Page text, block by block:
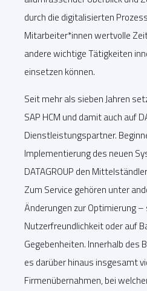
durch die digitalisierten
Mitarbeiter*innen wertvolle
andere wichtige Tätigkeiten
einsetzen können.
Seit mehr als sieben Jahren
SAP HCM und damit auch auf
Dienstleistungspartner.
Implementierung des neuen
DATAGROUP den
Zum Service gehören unter
Änderungen zur Optimierung
Nutzerfreundlichkeit oder auf
Gegebenheiten. Innerhalb des
es darüber hinaus insgesamt
Firmenübernahmen, bei